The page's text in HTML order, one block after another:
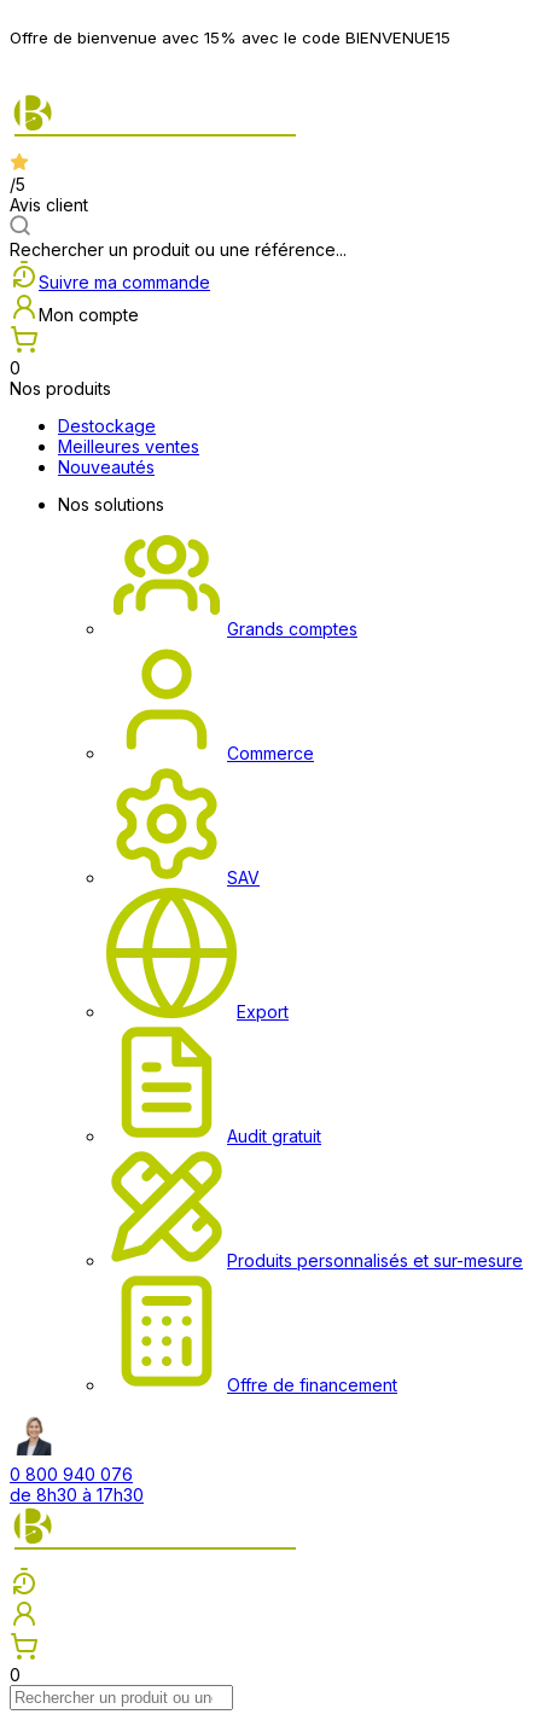
Offre de bienvenue avec 15% avec le code BIENVENUE15
/5
Avis client
Rechercher un produit ou une référence...
Suivre ma commande
Mon compte
0
Nos produits
Destockage
Meilleures ventes
Nouveautés
Nos solutions
Grands comptes
Commerce
SAV
Export
Audit gratuit
Produits personnalisés et sur-mesure
Offre de financement
0 800 940 076
de 8h30 à 17h30
0